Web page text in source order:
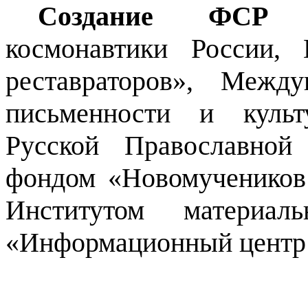
Создание ФСР
космонавтики России,
реставраторов»,
письменности и
Русской
фондом «Новомучеников
Институтом
«Информационный